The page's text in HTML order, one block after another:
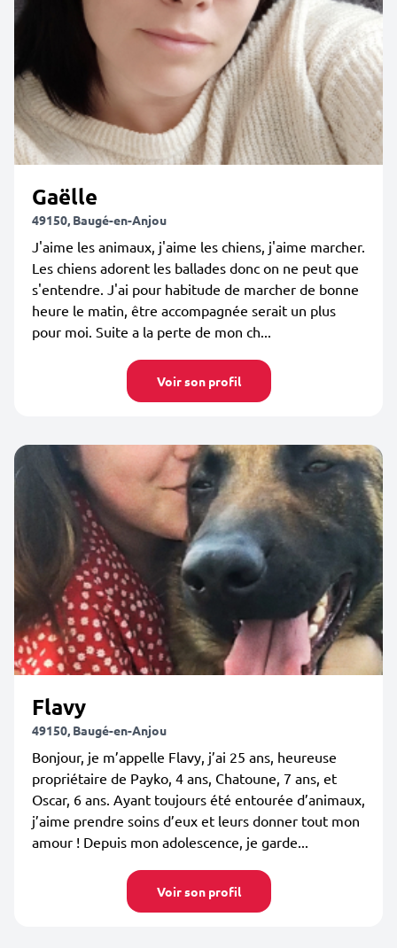
Gaëlle
49150, Baugé-en-Anjou
J'aime les animaux, j'aime les chiens, j'aime marcher.
Les chiens adorent les ballades donc on ne peut que
s'entendre. J'ai pour habitude de marcher de bonne
heure le matin, être accompagnée serait un plus
pour moi. Suite a la perte de mon ch...
Voir son profil
Flavy
49150, Baugé-en-Anjou
Bonjour, je m’appelle Flavy, j’ai 25 ans, heureuse
propriétaire de Payko, 4 ans, Chatoune, 7 ans, et
Oscar, 6 ans. Ayant toujours été entourée d’animaux,
j’aime prendre soins d’eux et leurs donner tout mon
amour ! Depuis mon adolescence, je garde...
Voir son profil